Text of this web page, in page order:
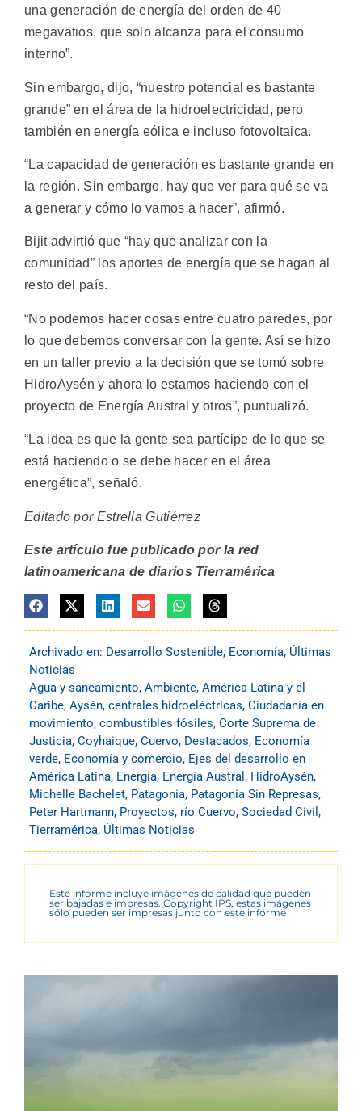
una generación de energía del orden de 40
megavatios, que solo alcanza para el consumo
interno”.
Sin embargo, dijo, “nuestro potencial es bastante
grande” en el área de la hidroelectricidad, pero
también en energía eólica e incluso fotovoltaica.
“La capacidad de generación es bastante grande en
la región. Sin embargo, hay que ver para qué se va
a generar y cómo lo vamos a hacer”, afirmó.
Bijit advirtió que “hay que analizar con la
comunidad” los aportes de energía que se hagan al
resto del país.
“No podemos hacer cosas entre cuatro paredes, por
lo que debemos conversar con la gente. Así se hizo
en un taller previo a la decisión que se tomó sobre
HidroAysén y ahora lo estamos haciendo con el
proyecto de Energía Austral y otros”, puntualizó.
“La idea es que la gente sea partícipe de lo que se
está haciendo o se debe hacer en el área
energética”, señaló.
Editado por Estrella Gutiérrez
Este artículo fue publicado por la red
latinoamericana de diarios Tierramérica
Archivado en: Desarrollo Sostenible, Economía, Últimas
Noticias
Agua y saneamiento, Ambiente, América Latina y el
Caribe, Aysén, centrales hidroeléctricas, Ciudadanía en
movimiento, combustibles fósiles, Corte Suprema de
Justicia, Coyhaique, Cuervo, Destacados, Economía
verde, Economía y comercio, Ejes del desarrollo en
América Latina, Energía, Energía Austral , HidroAysén,
Michelle Bachelet, Patagonia, Patagonia Sin Represas,
Peter Hartmann, Proyectos, río Cuervo, Sociedad Civil ,
Tierramérica, Últimas Noticias
Este informe incluye imágenes de calidad que pueden
ser bajadas e impresas. Copyright IPS, estas imágenes
sólo pueden ser impresas junto con este informe